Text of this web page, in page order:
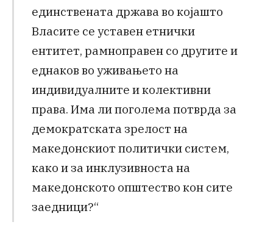
единствената држава во којашто
Власите се уставен етнички
ентитет, рамноправен со другите и
еднаков во уживањето на
индивидуалните и колективни
права. Има ли поголема потврда за
демократската зрелост на
македонскиот политички систем,
како и за инклузивноста на
македонското општество кон сите
заедници?“